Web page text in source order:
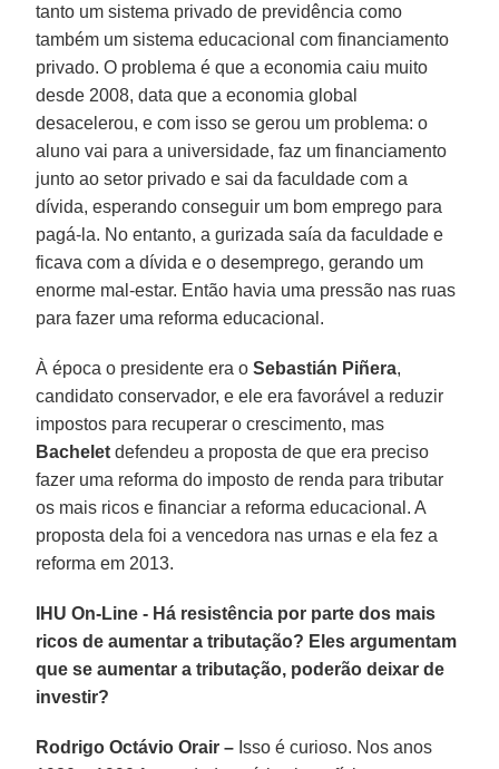
tanto um sistema privado de previdência como
também um sistema educacional com financiamento
privado. O problema é que a economia caiu muito
desde 2008, data que a economia global
desacelerou, e com isso se gerou um problema: o
aluno vai para a universidade, faz um financiamento
junto ao setor privado e sai da faculdade com a
dívida, esperando conseguir um bom emprego para
pagá-la. No entanto, a gurizada saía da faculdade e
ficava com a dívida e o desemprego, gerando um
enorme mal-estar. Então havia uma pressão nas ruas
para fazer uma reforma educacional.
À época o presidente era oSebastián Piñera,
candidato conservador, e ele era favorável a reduzir
impostos para recuperar o crescimento, mas
Bachelet defendeu a proposta de que era preciso
fazer uma reforma do imposto de renda para tributar
os mais ricos e financiar a reforma educacional. A
proposta dela foi a vencedora nas urnas e ela fez a
reforma em 2013.
IHU On-Line - Há resistência por parte dos mais
ricos de aumentar a tributação? Eles argumentam
que se aumentar a tributação, poderão deixar de
investir?
Rodrigo Octávio Orair – Isso é curioso. Nos anos